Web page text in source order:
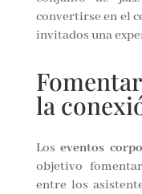
convertirse en el
invitados una
la
Loseventos
objetivo
entre los